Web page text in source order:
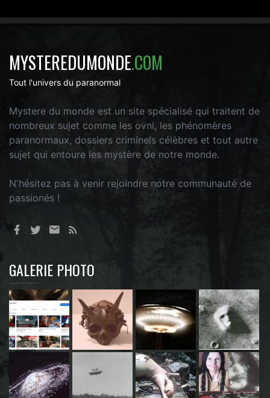
MYSTEREDUMONDE.COM
Tout l'univers du paranormal
Mystere du monde est un site spécialisé qui traitent de
nombreux sujet comme les ovni, les phénomères
paranormaux, dossiers criminels célèbres et tout autre
sujet qui entoure les mystère de notre monde.
N'hésitez pas à venir rejoindre notre communauté de
passionés !
GALERIE PHOTO